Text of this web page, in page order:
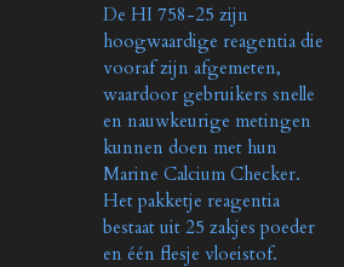
De HI 758-25 zijn
hoogwaardige reagentia die
vooraf zijn afgemeten,
waardoor gebruikers snelle
en nauwkeurige metingen
kunnen doen met hun
Marine Calcium Checker.
Het pakketje reagentia
bestaat uit 25 zakjes poeder
en één flesje vloeistof.